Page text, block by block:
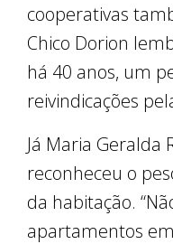
cooperativas
Chico Dorion
há 40 anos, um
reivindicações
Já Maria Geralda
reconheceu o
da habitação.
apartamentos